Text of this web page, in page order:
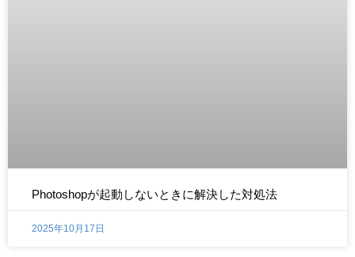
Photoshopが起動しないときに解決した対処法
2025年10月17日